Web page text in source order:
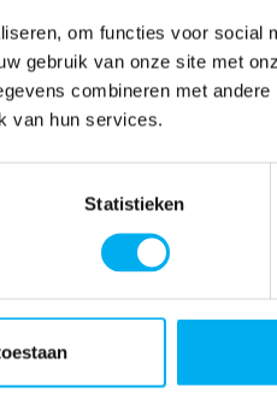
om functies voor social
gebruik van onze site met
combineren met
van hun services.
Statistieken